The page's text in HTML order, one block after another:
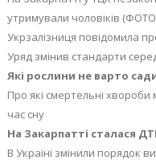
утримували чоловіків
Укрзалізниця повідомила
Уряд змінив стандарти
Які рослини не варто
Про які смертельні хвороби
час сну
На Закарпатті сталася
В Україні змінили порядок